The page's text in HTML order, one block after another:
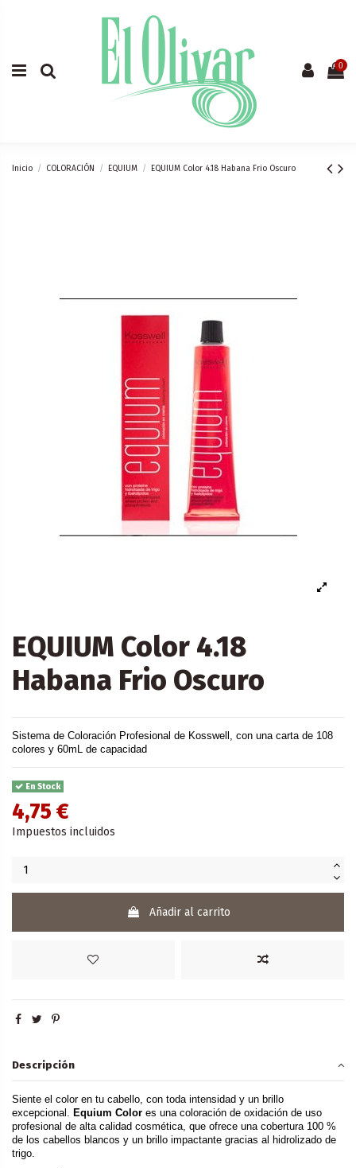
0
Inicio COLORACIÓN EQUIUM EQUIUM Color 4.18 Habana Frio Oscuro
EQUIUM Color 4.18
Habana Frio Oscuro
Sistema de Coloración Profesional de Kosswell, con una carta de 108
colores y 60mL de capacidad
En Stock
4,75 €
Impuestos incluidos
Añadir al carrito
Descripción
Siente el color en tu cabello, con toda intensidad y un brillo
excepcional. Equium Color es una coloración de oxidación de uso
profesional de alta calidad cosmética, que ofrece una cobertura 100 %
de los cabellos blancos y un brillo impactante gracias al hidrolizado de
trigo.